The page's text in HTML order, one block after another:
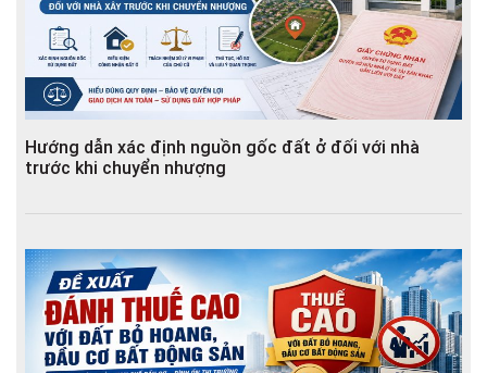
Hướng dẫn xác định nguồn gốc đất ở đối với nhà
trước khi chuyển nhượng